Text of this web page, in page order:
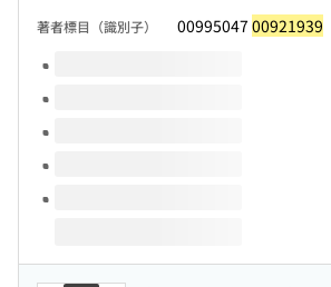
著者標目（識別子） 00995047 00921939
このタイトルの巻号